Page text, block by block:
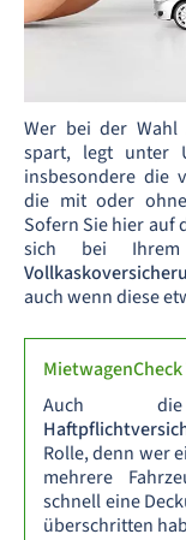
Wer bei der Wahl
spart, legt unter
insbesondere die
die mit oder
Sofern Sie hier auf
sich bei
auch wenn diese
Auch
Rolle, denn wer
mehrere
schnell eine
überschritten